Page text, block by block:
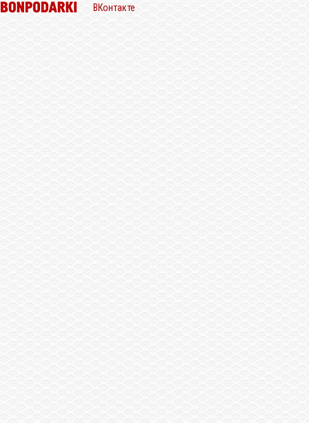
ВКонтакте